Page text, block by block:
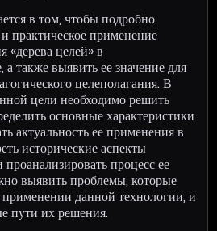
в том, чтобы подробно
практическое применение
«дерева целей» в
а также выявить ее значение для
целеполагания. В
цели необходимо решить
основные характеристики
актуальность ее применения в
исторические аспекты
процесс ее
выявить проблемы, которые
данной технологии, и
пути их решения.